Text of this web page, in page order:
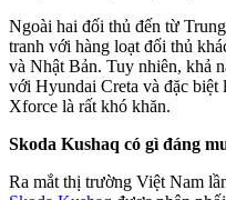
Ngoài hai đối thủ đến từ
tranh với hàng loạt đối thủ
và Nhật Bản. Tuy nhiên, khả
với Hyundai Creta và đặc biệt
Xforce là rất khó khăn.
Skoda Kushaq có gì đáng
Ra mắt thị trường Việt Nam